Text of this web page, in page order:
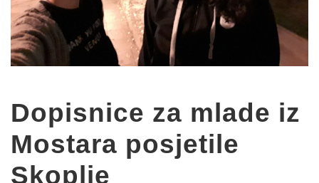
Dopisnice za mlade iz
Mostara posjetile
Skoplje